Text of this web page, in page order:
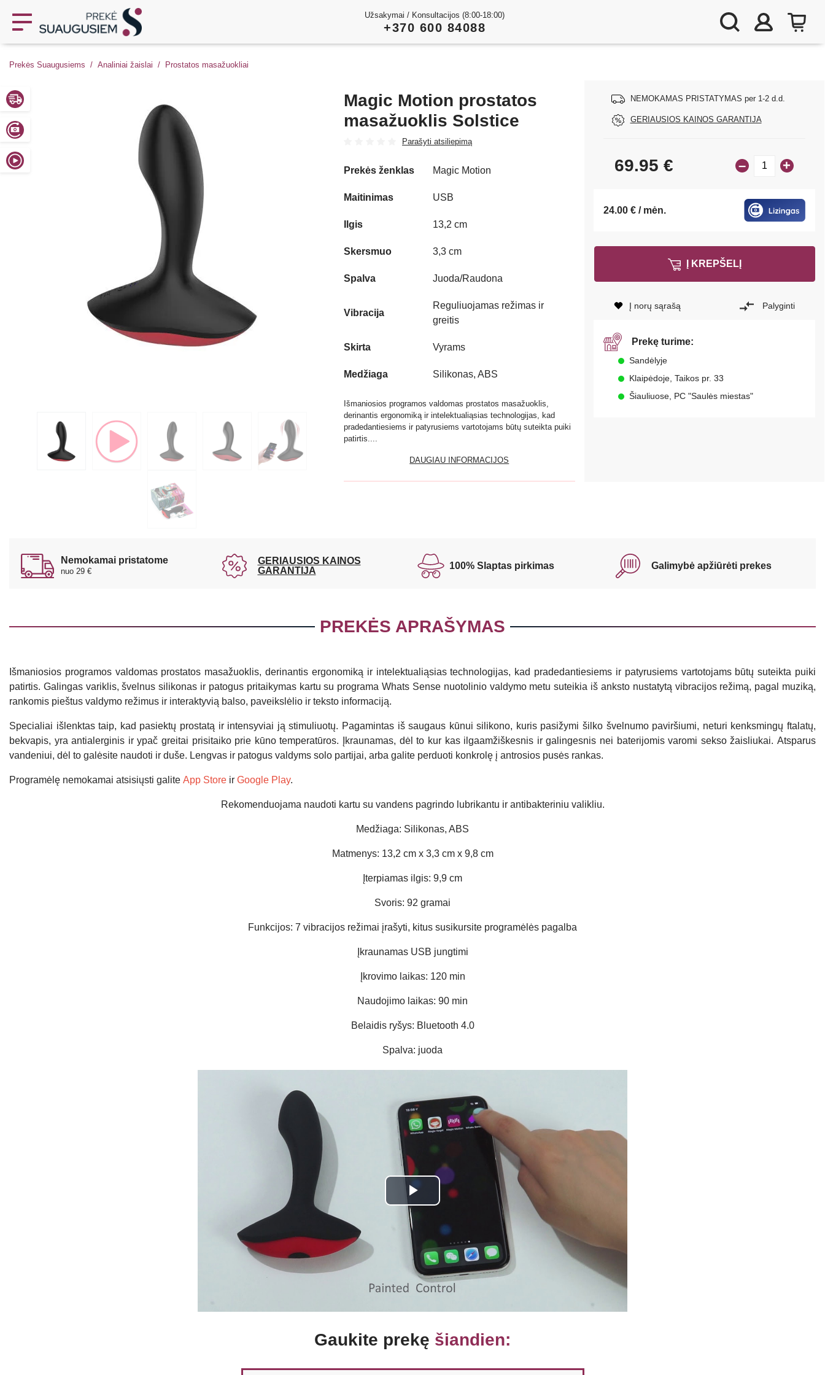
Užsakymai / Konsultacijos (8:00-18:00)
+370 600 84088
Prekės Suaugusiems Analiniai žaislai Prostatos masažuokliai
Magic Motion prostatos
masažuoklis Solstice
Parašyti atsiliepimą
NEMOKAMAS PRISTATYMAS per 1-2 d.d.
GERIAUSIOS KAINOS GARANTIJA
Prekės ženklas Magic Motion
Maitinimas USB
Ilgis 13,2 cm
Skersmuo 3,3 cm
Spalva Juoda/Raudona
Vibracija
Reguliuojamas režimas ir
greitis
Skirta Vyrams
Medžiaga Silikonas, ABS
Išmaniosios programos valdomas prostatos masažuoklis,
derinantis ergonomiką ir intelektualiąsias technologijas, kad
pradedantiesiems ir patyrusiems vartotojams būtų suteikta puiki
patirtis....
DAUGIAU INFORMACIJOS
69.95 € – +
24.00 € / mėn.
Į KREPŠELĮ
Į norų sąrašą Palyginti
Prekę turime:
Sandėlyje
Klaipėdoje, Taikos pr. 33
Šiauliuose, PC "Saulės miestas"
Nemokamai pristatome
nuo 29 €
GERIAUSIOS KAINOS
GARANTIJA
100% Slaptas pirkimas Galimybė apžiūrėti prekes
PREKĖS APRAŠYMAS
Išmaniosios programos valdomas prostatos masažuoklis, derinantis ergonomiką ir intelektualiąsias technologijas, kad pradedantiesiems ir patyrusiems vartotojams būtų suteikta puiki
patirtis. Galingas variklis, švelnus silikonas ir patogus pritaikymas kartu su programa Whats Sense nuotolinio valdymo metu suteikia iš anksto nustatytą vibracijos režimą, pagal muziką,
rankomis pieštus valdymo režimus ir interaktyvią balso, paveikslėlio ir teksto informaciją.
Specialiai išlenktas taip, kad pasiektų prostatą ir intensyviai ją stimuliuotų. Pagamintas iš saugaus kūnui silikono, kuris pasižymi šilko švelnumo paviršiumi, neturi kenksmingų ftalatų,
bekvapis, yra antialerginis ir ypač greitai prisitaiko prie kūno temperatūros. Įkraunamas, dėl to kur kas ilgaamžiškesnis ir galingesnis nei baterijomis varomi sekso žaisliukai. Atsparus
vandeniui, dėl to galėsite naudoti ir duše. Lengvas ir patogus valdyms solo partijai, arba galite perduoti konkrolę į antrosios pusės rankas.
Programėlę nemokamai atsisiųsti galite App Store ir Google Play.
Rekomenduojama naudoti kartu su vandens pagrindo lubrikantu ir antibakteriniu valikliu.
Medžiaga: Silikonas, ABS
Matmenys: 13,2 cm x 3,3 cm x 9,8 cm
Įterpiamas ilgis: 9,9 cm
Svoris: 92 gramai
Funkcijos: 7 vibracijos režimai įrašyti, kitus susikursite programėlės pagalba
Įkraunamas USB jungtimi
Įkrovimo laikas: 120 min
Naudojimo laikas: 90 min
Belaidis ryšys: Bluetooth 4.0
Spalva: juoda
Play
Video
Gaukite prekę šiandien: